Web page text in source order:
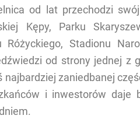
od lat przechodzi
Kępy, Parku
Różyckiego, Stadionu
od strony jednej z
najbardziej zaniedbanej
i inwestorów daje